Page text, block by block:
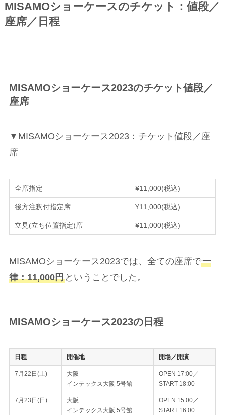
MISAMOショーケースのチケット：値段／
座席／日程
MISAMOショーケース2023のチケット値段／
座席
▼MISAMOショーケース2023：チケット値段／座
席
全席指定 ¥11,000(税込)
後方注釈付指定席 ¥11,000(税込)
立見(立ち位置指定)席 ¥11,000(税込)
MISAMOショーケース2023では、全ての座席で一
律：11,000円ということでした。
MISAMOショーケース2023の日程
日程 開催地 開場／開演
7月22日(土)
大阪
インテックス大阪 5号館
OPEN 17:00／
START 18:00
7月23日(日)
大阪
インテックス大阪 5号館
OPEN 15:00／
START 16:00